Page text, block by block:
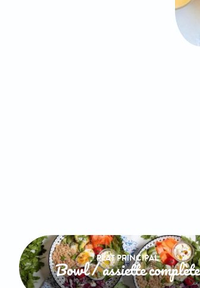
PLAT PRINCIPAL
Bowl / assiette complète